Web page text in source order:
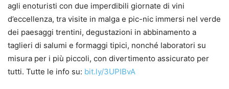
agli enoturisti con due imperdibili giornate di vini
d’eccellenza, tra visite in malga e pic-nic immersi nel verde
dei paesaggi trentini, degustazioni in abbinamento a
taglieri di salumi e formaggi tipici, nonché laboratori su
misura per i più piccoli, con divertimento assicurato per
tutti. Tutte le info su: bit.ly/3UPIBvA